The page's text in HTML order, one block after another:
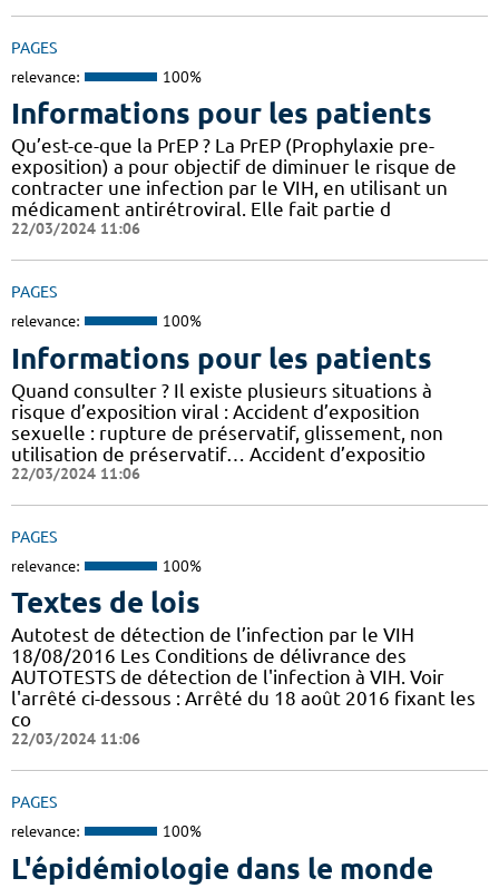
PAGES
relevance: 100%
Informations pour les patients
Qu’est-ce-que la PrEP ? La PrEP (Prophylaxie pre-
exposition) a pour objectif de diminuer le risque de
contracter une infection par le VIH, en utilisant un
médicament antirétroviral. Elle fait partie d
22/03/2024 11:06
PAGES
relevance: 100%
Informations pour les patients
Quand consulter ? Il existe plusieurs situations à
risque d’exposition viral : Accident d’exposition
sexuelle : rupture de préservatif, glissement, non
utilisation de préservatif… Accident d’expositio
22/03/2024 11:06
PAGES
relevance: 100%
Textes de lois
Autotest de détection de l’infection par le VIH
18/08/2016 Les Conditions de délivrance des
AUTOTESTS de détection de l'infection à VIH. Voir
l'arrêté ci-dessous : Arrêté du 18 août 2016 fixant les
co
22/03/2024 11:06
PAGES
relevance: 100%
L'épidémiologie dans le monde